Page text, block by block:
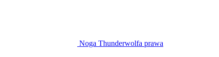
Noga Thunderwolfa prawa